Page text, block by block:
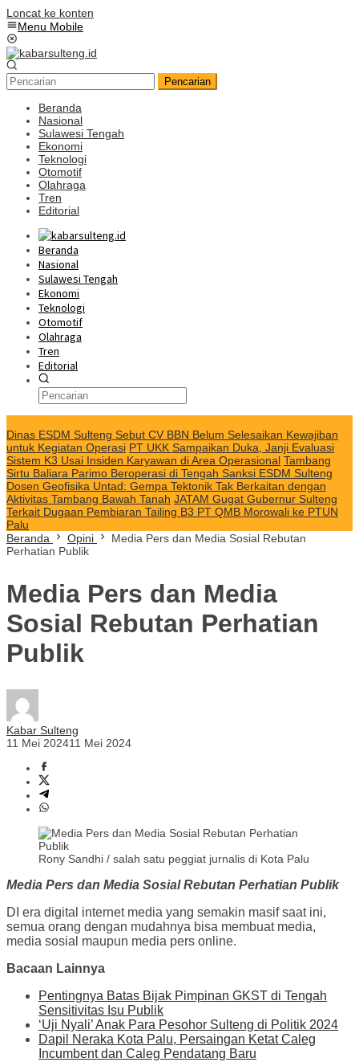
Loncat ke konten
Menu Mobile
Pencarian
Beranda
Nasional
Sulawesi Tengah
Ekonomi
Teknologi
Otomotif
Olahraga
Tren
Editorial
Beranda
Nasional
Sulawesi Tengah
Ekonomi
Teknologi
Otomotif
Olahraga
Tren
Editorial
Dinas ESDM Sulteng Sebut CV BBN Belum Selesaikan Kewajiban
untuk Kegiatan Operasi PT UKK Sampaikan Duka, Janji Evaluasi
Sistem K3 Usai Insiden Karyawan di Area Operasional Tambang
Sirtu Baliara Parimo Beroperasi di Tengah Sanksi ESDM Sulteng
Dosen Geofisika Untad: Gempa Tektonik Tak Berkaitan dengan
Aktivitas Tambang Bawah Tanah JATAM Gugat Gubernur Sulteng
Terkait Dugaan Pembiaran Tailing B3 PT QMB Morowali ke PTUN
Palu
Beranda
Opini
Media Pers dan Media Sosial Rebutan
Perhatian Publik
Media Pers dan Media
Sosial Rebutan Perhatian
Publik
Kabar Sulteng
11 Mei 202411 Mei 2024
Rony Sandhi / salah satu peggiat jurnalis di Kota Palu
Media Pers dan Media Sosial Rebutan Perhatian Publik
DI era digital internet media yang semakin masif saat ini,
semua orang dengan mudahnya bisa membuat media,
media sosial maupun media pers online.
Bacaan Lainnya
Pentingnya Batas Bijak Pimpinan GKST di Tengah
Sensitivitas Isu Publik
‘Uji Nyali’ Anak Para Pesohor Sulteng di Politik 2024
Dapil Neraka Kota Palu, Persaingan Ketat Caleg
Incumbent dan Caleg Pendatang Baru